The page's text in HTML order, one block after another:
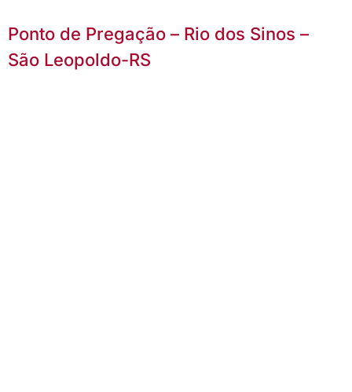
Ponto de Pregação – Rio dos Sinos –
São Leopoldo-RS